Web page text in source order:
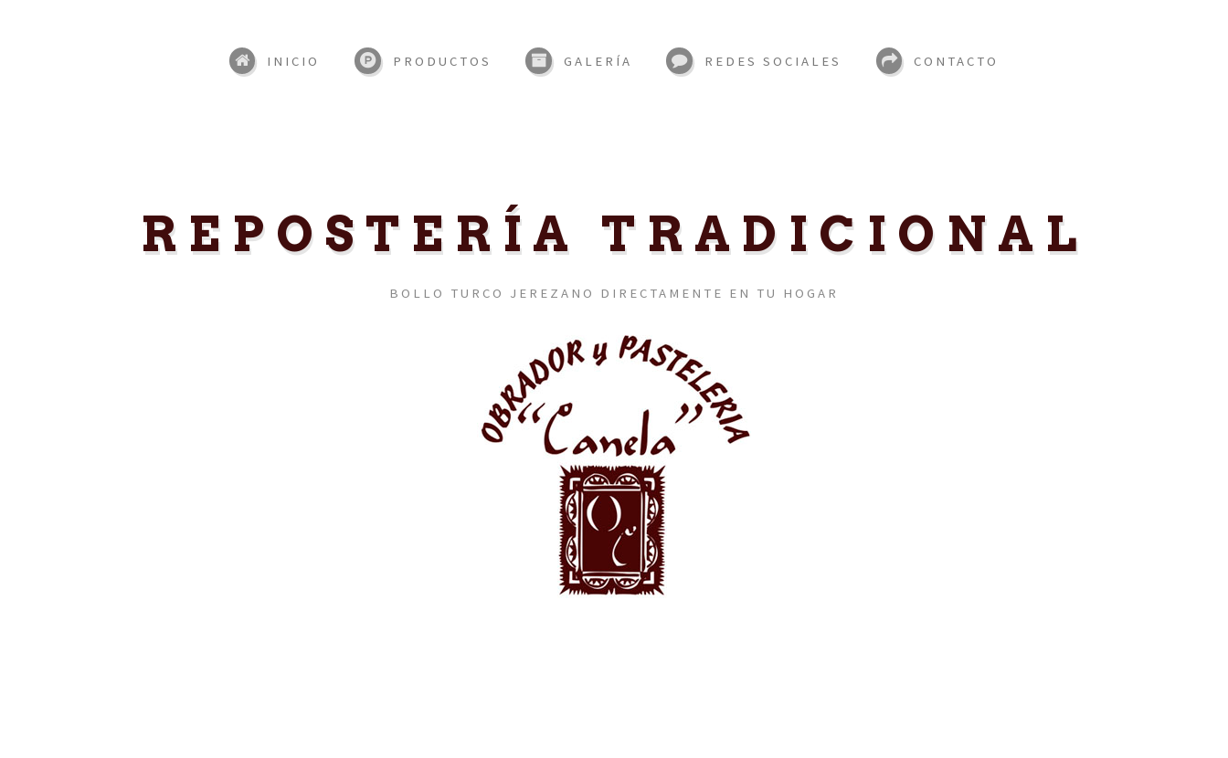
REPOSTERÍA TRADICIONAL
BOLLO TURCO JEREZANO DIRECTAMENTE EN TU HOGAR
INICIO PRODUCTOS GALERÍA REDES SOCIALES CONTACTO